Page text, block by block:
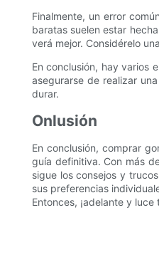
Finalmente, un error
baratas suelen estar
verá mejor. Considérelo
En conclusión, hay varios
asegurarse de realizar
durar.
Onlusión
En conclusión, comprar
guía definitiva. Con más
sigue los consejos y
sus preferencias
Entonces, ¡adelante y